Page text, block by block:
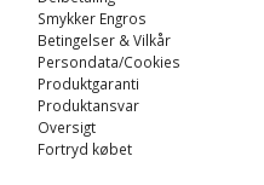
Smykker Engros
Betingelser & Vilkår
Persondata/Cookies
Produktgaranti
Produktansvar
Oversigt
Fortryd købet